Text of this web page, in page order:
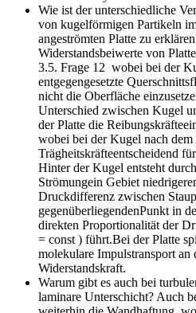
Wie ist der unterschiedliche
von kugelförmigen Partikeln
angeströmten Platte zu
Widerstandsbeiwerte von
3.5. Frage 12 wobei bei der
entgegengesetzte
nicht die Oberfläche
Unterschied zwischen Kugel
der Platte die
wobei bei der Kugel nach
Trägheitskräfteentscheidend
Hinter der Kugel entsteht
Strömungein Gebiet
Druckdifferenz zwischen
gegenüberliegendenPunkt in
direkten Proportionalität der
= const ) führt.Bei der Platte
molekulare Impulstransport
Widerstandskraft.
Warum gibt es auch bei
laminare Unterschicht? Auch